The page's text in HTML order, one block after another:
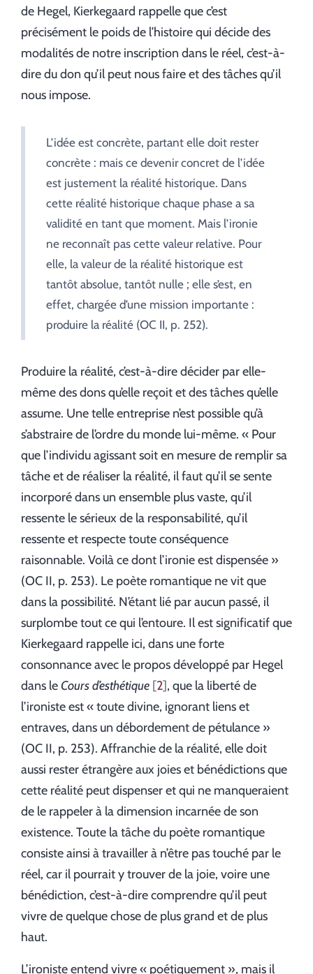
de Hegel, Kierkegaard rappelle que c’est
précisément le poids de l’histoire qui décide des
modalités de notre inscription dans le réel, c’est-à-
dire du don qu’il peut nous faire et des tâches qu’il
nous impose.
L’idée est concrète, partant elle doit rester
concrète : mais ce devenir concret de l’idée
est justement la réalité historique. Dans
cette réalité historique chaque phase a sa
validité en tant que moment. Mais l’ironie
ne reconnaît pas cette valeur relative. Pour
elle, la valeur de la réalité historique est
tantôt absolue, tantôt nulle ; elle s’est, en
effet, chargée d’une mission importante :
produire la réalité (OC II, p. 252).
Produire la réalité, c’est-à-dire décider par elle-
même des dons qu’elle reçoit et des tâches qu’elle
assume. Une telle entreprise n’est possible qu’à
s’abstraire de l’ordre du monde lui-même. « Pour
que l’individu agissant soit en mesure de remplir sa
tâche et de réaliser la réalité, il faut qu’il se sente
incorporé dans un ensemble plus vaste, qu’il
ressente le sérieux de la responsabilité, qu’il
ressente et respecte toute conséquence
raisonnable. Voilà ce dont l’ironie est dispensée »
(OC II, p. 253). Le poète romantique ne vit que
dans la possibilité. N’étant lié par aucun passé, il
surplombe tout ce qui l’entoure. Il est significatif que
Kierkegaard rappelle ici, dans une forte
consonnance avec le propos développé par Hegel
dans leCours d’esthétique 2 , que la liberté de
l’ironiste est « toute divine, ignorant liens et
entraves, dans un débordement de pétulance »
(OC II, p. 253). Affranchie de la réalité, elle doit
aussi rester étrangère aux joies et bénédictions que
cette réalité peut dispenser et qui ne manqueraient
de le rappeler à la dimension incarnée de son
existence. Toute la tâche du poète romantique
consiste ainsi à travailler à n’être pas touché par le
réel, car il pourrait y trouver de la joie, voire une
bénédiction, c’est-à-dire comprendre qu’il peut
vivre de quelque chose de plus grand et de plus
haut.
L’ironiste entend vivre « poétiquement », mais il